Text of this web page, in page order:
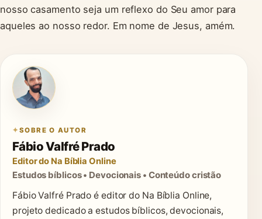
nosso casamento seja um reflexo do Seu amor para
aqueles ao nosso redor. Em nome de Jesus, amém.
SOBRE O AUTOR
Fábio Valfré Prado
Editor do Na Bíblia Online
Estudos bíblicos • Devocionais • Conteúdo cristão
Fábio Valfré Prado é editor do Na Bíblia Online,
projeto dedicado a estudos bíblicos, devocionais,